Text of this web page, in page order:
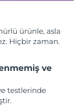
ürünle, asla
Hiçbir zaman.
ve
testlerinde